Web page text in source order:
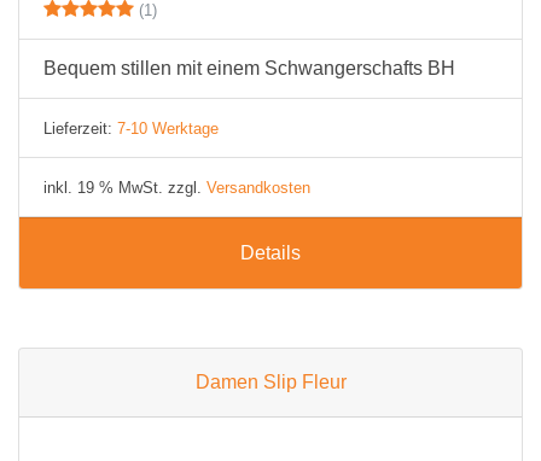
(1)
Bequem stillen mit einem Schwangerschafts BH
Lieferzeit: 7-10 Werktage
inkl. 19 % MwSt. zzgl. Versandkosten
Details
Damen Slip Fleur